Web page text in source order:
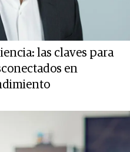
las claves para
en